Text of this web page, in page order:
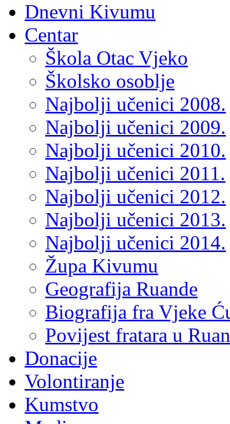
Dnevni Kivumu
Centar
Škola Otac Vjeko
Školsko osoblje
Najbolji učenici 2008.
Najbolji učenici 2009.
Najbolji učenici 2010.
Najbolji učenici 2011.
Najbolji učenici 2012.
Najbolji učenici 2013.
Najbolji učenici 2014.
Župa Kivumu
Geografija Ruande
Biografija fra Vjeke
Povijest fratara u
Donacije
Volontiranje
Kumstvo